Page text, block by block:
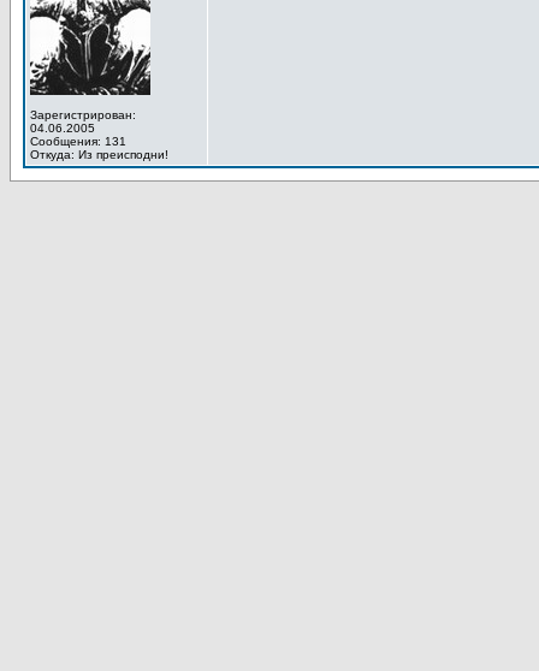
Зарегистрирован:
04.06.2005
Сообщения: 131
Откуда: Из преисподни!